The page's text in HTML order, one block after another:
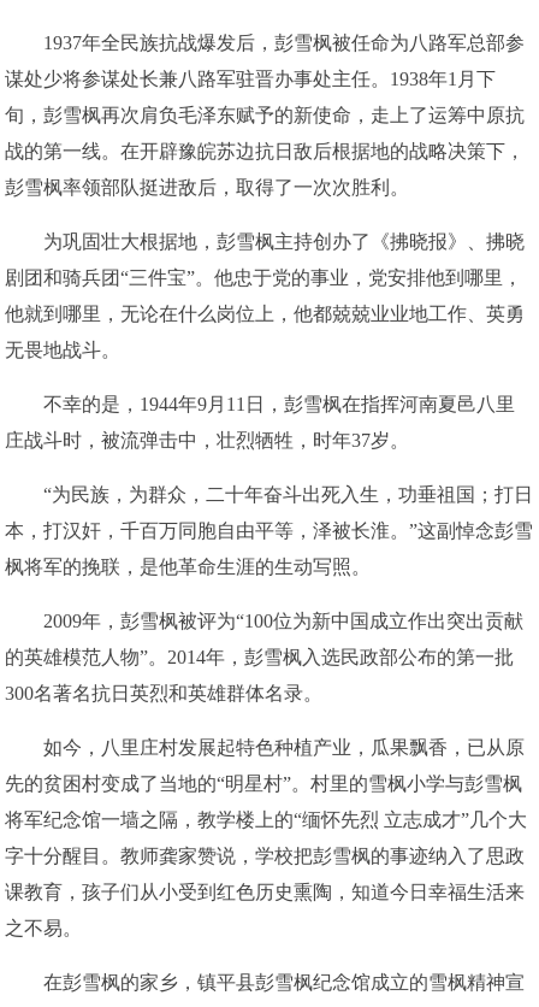
1937年全民族抗战爆发后，彭雪枫被任命为八路军总部参
谋处少将参谋处长兼八路军驻晋办事处主任。1938年1月下
旬，彭雪枫再次肩负毛泽东赋予的新使命，走上了运筹中原抗
战的第一线。在开辟豫皖苏边抗日敌后根据地的战略决策下，
彭雪枫率领部队挺进敌后，取得了一次次胜利。
为巩固壮大根据地，彭雪枫主持创办了《拂晓报》、拂晓
剧团和骑兵团“三件宝”。他忠于党的事业，党安排他到哪里，
他就到哪里，无论在什么岗位上，他都兢兢业业地工作、英勇
无畏地战斗。
不幸的是，1944年9月11日，彭雪枫在指挥河南夏邑八里
庄战斗时，被流弹击中，壮烈牺牲，时年37岁。
“为民族，为群众，二十年奋斗出死入生，功垂祖国；打日
本，打汉奸，千百万同胞自由平等，泽被长淮。”这副悼念彭雪
枫将军的挽联，是他革命生涯的生动写照。
2009年，彭雪枫被评为“100位为新中国成立作出突出贡献
的英雄模范人物”。2014年，彭雪枫入选民政部公布的第一批
300名著名抗日英烈和英雄群体名录。
如今，八里庄村发展起特色种植产业，瓜果飘香，已从原
先的贫困村变成了当地的“明星村”。村里的雪枫小学与彭雪枫
将军纪念馆一墙之隔，教学楼上的“缅怀先烈 立志成才”几个大
字十分醒目。教师龚家赞说，学校把彭雪枫的事迹纳入了思政
课教育，孩子们从小受到红色历史熏陶，知道今日幸福生活来
之不易。
在彭雪枫的家乡，镇平县彭雪枫纪念馆成立的雪枫精神宣